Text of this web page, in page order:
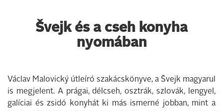
Švejk és a cseh konyha
nyomában
Václav Malovický útleíró szakácskönyve, a Švejk magyarul
is megjelent. A prágai, délcseh, osztrák, szlovák, lengyel,
galíciai és zsidó konyhát ki más ismerné jobban, mint a